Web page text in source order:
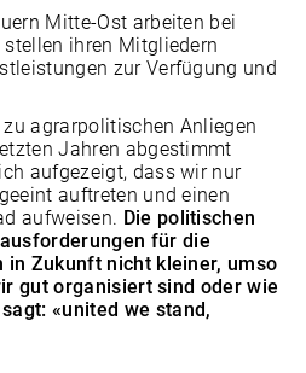
Mitte-Ost arbeiten bei
ihren Mitgliedern
zur Verfügung und
agrarpolitischen Anliegen
Jahren abgestimmt
aufgezeigt, dass wir nur
auftreten und einen
aufweisen. Die politischen
für die
Zukunft nicht kleiner, umso
gut organisiert sind oder wie
«united we stand,